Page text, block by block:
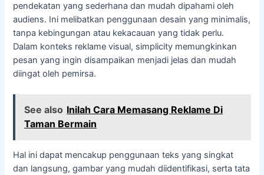
pendekatan yang sederhana dan mudah dipahami oleh
audiens. Ini melibatkan penggunaan desain yang minimalis,
tanpa kebingungan atau kekacauan yang tidak perlu.
Dalam konteks reklame visual, simplicity memungkinkan
pesan yang ingin disampaikan menjadi jelas dan mudah
diingat oleh pemirsa.
See also Inilah Cara Memasang Reklame Di
Taman Bermain
Hal ini dapat mencakup penggunaan teks yang singkat
dan langsung, gambar yang mudah diidentifikasi, serta tata